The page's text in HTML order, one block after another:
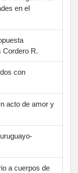
en el
Cordero R.
con
acto de amor y
a cuerpos de